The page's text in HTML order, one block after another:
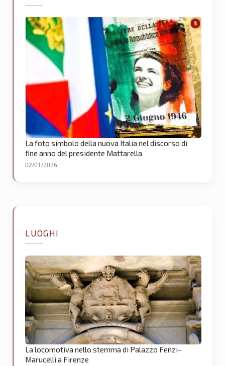
La foto simbolo della nuova Italia nel discorso di
fine anno del presidente Mattarella
02/01/2026
LUOGHI
La locomotiva nello stemma di Palazzo Fenzi-
Marucelli a Firenze